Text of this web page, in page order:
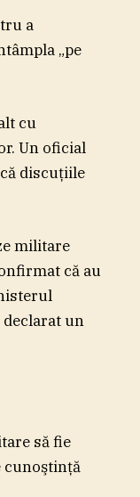
a
„pe
cu
Un oficial
discuţiile
militare
că au
un
să fie
cunoştinţă